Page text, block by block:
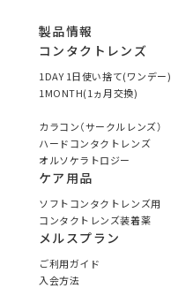
製品情報
コンタクトレンズ
1DAY 1日使い捨て(ワンデー)
1MONTH(1ヵ月交換)
カラコン（サークルレンズ）
ハードコンタクトレンズ
オルソケラトロジー
ケア用品
ソフトコンタクトレンズ用
コンタクトレンズ装着薬
メルスプラン
ご利用ガイド
入会方法